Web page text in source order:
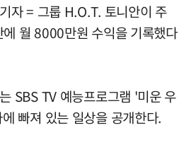
자 = 그룹 H.O.T. 토니안이 주
월 8000만원 수익을 기록했다
SBS TV 예능프로그램 '미운 우
빠져 있는 일상을 공개한다.